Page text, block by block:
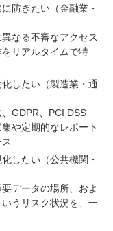
防ぎたい（金融業・
なる不審なアクセス
リアルタイムで特
したい（製造業・通
GDPR、PCI DSS
や定期的なレポート
したい（公共機関・
データの場所、およ
うリスク状況を、一